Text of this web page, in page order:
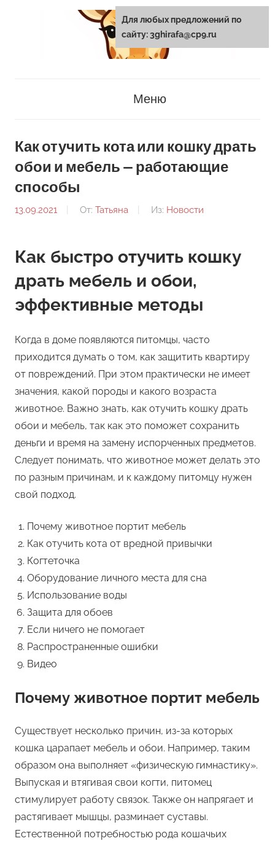
Меню
Как отучить кота или кошку драть
обои и мебель — работающие
способы
13.09.2021 От: Татьяна Из: Новости
Как быстро отучить кошку
драть мебель и обои,
эффективные методы
Когда в доме появляются питомцы, часто
приходится думать о том, как защитить квартиру
от повреждений. При этом практически не имеет
значения, какой породы и какого возраста
животное. Важно знать, как отучить кошку драть
обои и мебель, так как это поможет сохранить
деньги и время на замену испорченных предметов.
Следует понимать, что животное может делать это
по разным причинам, и к каждому питомцу нужен
свой подход.
Почему животное портит мебель
Как отучить кота от вредной привычки
Когтеточка
Оборудование личного места для сна
Использование воды
Защита для обоев
Если ничего не помогает
Распространенные ошибки
Видео
Почему животное портит мебель
Существует несколько причин, из-за которых
кошка царапает мебель и обои. Например, таким
образом она выполняет «физическую гимнастику».
Выпуская и втягивая свои когти, питомец
стимулирует работу связок. Также он напрягает и
растягивает мышцы, разминает суставы.
Естественной потребностью рода кошачьих
Для любых предложений по
сайту: 3ghirafa@cp9.ru